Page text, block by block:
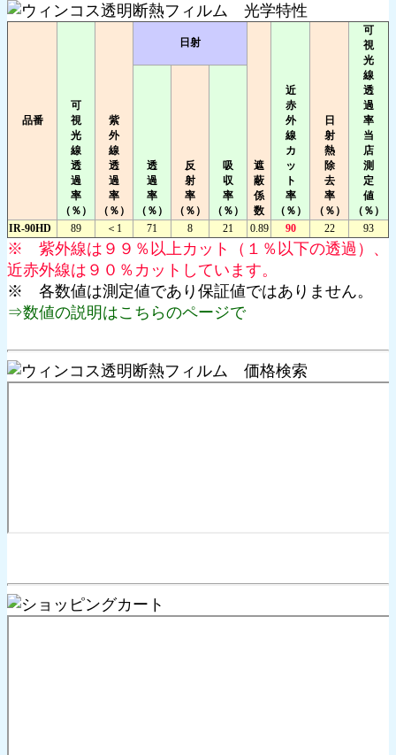
品番
可
視
光
線
透
過
率
（％）
紫
外
線
透
過
率
（％）
日射
遮
蔽
係
数
近
赤
外
線
カ
ッ
ト
率
（％）
日
射
熱
除
去
率
（％）
可
視
光
線
透
過
率
当
店
測
定
値
（％）
透
過
率
（％）
反
射
率
（％）
吸
収
率
（％）
IR-90HD
89 ＜1 71 8 21 0.89 90 22 93
※ 紫外線は９９％以上カット（１％以下の透過）、
近赤外線は９０％カットしています。
※ 各数値は測定値であり保証値ではありません。
⇒数値の説明はこちらのページで